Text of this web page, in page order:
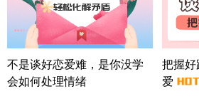
微信用户 巧?媚儿 通过
方案
上海-浦东 177****9074
微信用户 Liberty 通过此
方案
广东-广州 188****5632
不是谈好恋爱难，是你没学
会如何处理情绪
把握
爱